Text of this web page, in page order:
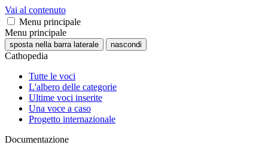
Vai al contenuto
Menu principale
Menu principale
sposta nella barra laterale nascondi
Cathopedia
Tutte le voci
L'albero delle categorie
Ultime voci inserite
Una voce a caso
Progetto internazionale
Documentazione